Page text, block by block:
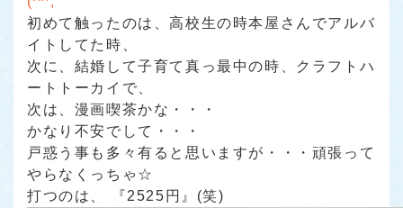
初めて触ったのは、高校生の時本屋さんでアルバ
イトしてた時、
次に、結婚して子育て真っ最中の時、クラフトハ
ートトーカイで、
次は、漫画喫茶かな・・・
かなり不安でして・・・
戸惑う事も多々有ると思いますが・・・頑張って
やらなくっちゃ☆
打つのは、
『2525円』(笑)